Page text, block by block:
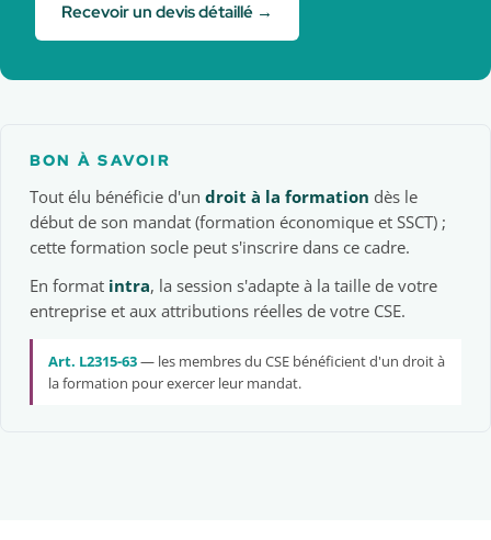
Recevoir un devis détaillé →
BON À SAVOIR
Tout élu bénéficie d'un droit à la formation dès le
début de son mandat (formation économique et SSCT) ;
cette formation socle peut s'inscrire dans ce cadre.
En format intra, la session s'adapte à la taille de votre
entreprise et aux attributions réelles de votre CSE.
Art. L2315-63— les membres du CSE bénéficient d'un droit à
la formation pour exercer leur mandat.